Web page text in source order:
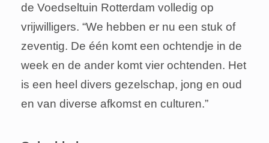
de Voedseltuin Rotterdam volledig op
vrijwilligers. “We hebben er nu een stuk of
zeventig. De één komt een ochtendje in de
week en de ander komt vier ochtenden. Het
is een heel divers gezelschap, jong en oud
en van diverse afkomst en culturen.”